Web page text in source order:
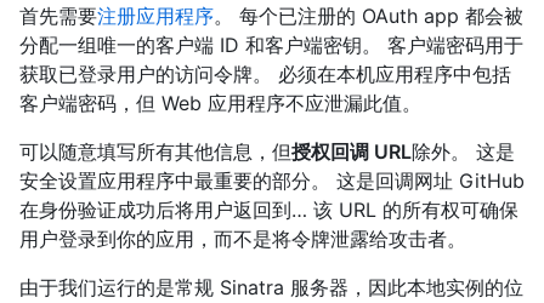
首先需要注册应用程序。 每个已注册的 OAuth app 都会被
分配一组唯一的客户端 ID 和客户端密钥。 客户端密码用于
获取已登录用户的访问令牌。 必须在本机应用程序中包括
客户端密码，但 Web 应用程序不应泄漏此值。
可以随意填写所有其他信息，但授权回调 URL除外。 这是
安全设置应用程序中最重要的部分。 这是回调网址 GitHub
在身份验证成功后将用户返回到… 该 URL 的所有权可确保
用户登录到你的应用，而不是将令牌泄露给攻击者。
由于我们运行的是常规 Sinatra 服务器，因此本地实例的位